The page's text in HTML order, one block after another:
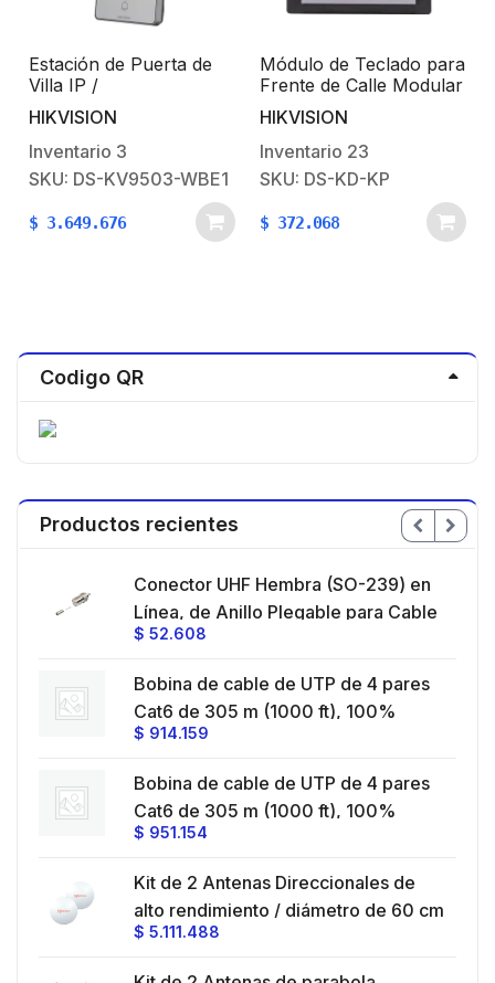
Estación de Puerta de
Villa IP /
Reconocimiento Facial /
Pantalla LCD Colorida
de 4,3 Pulgadas / Nivel
deProtección Superior
IK08 e IP65
HIKVISION
Inventario 3
SKU: DS-KV9503-WBE1
$ 3.649.676
Módulo de Teclado para
Frente de Calle Modular
/ Desbloqueo de Puerta
Mediante Código /
Llamada a monitor.
HIKVISION
Inventario 23
SKU: DS-KD-KP
$ 372.068
Codigo QR
Productos recientes
Conector UHF Hembra (SO-239) en
Línea, de Anillo Plegable para Cable
RG-58/U, RG-142/U, Níquel/ Plata/
$ 52.608
Bobina de cable de UTP de 4 pares
Cat6 de 305 m (1000 ft), 100%
Cobre, PVC ROHS, Color Azul, 24
Aplicaciones de Voz, Datos y Video
$ 914.159
Bobina de cable de UTP de 4 pares
Cat6 de 305 m (1000 ft), 100%
Cobre, LDPE Resistente a rayos UV,
Exterior, Para Aplicaciones de Voz,
Datos y Video
$ 951.154
Kit de 2 Antenas Direccionales de
alto rendimiento / diámetro de 60 cm
/ 4.9-6.4 GHz / Ganancia 30 dBi /
$ 5.111.488